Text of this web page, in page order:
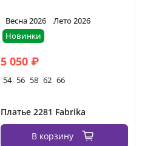
Весна 2026
Лето 2026
Новинки
5 050 ₽
54 56 58 62 66
Платье 2281 Fabrika
В корзину